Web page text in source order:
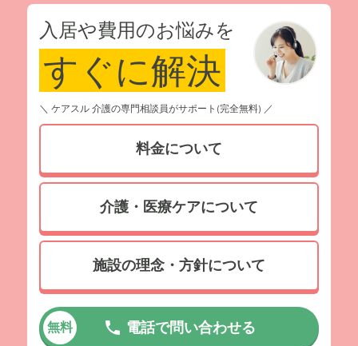
入居や費用のお悩みを
すぐに解決
＼ ケアスル 介護の専門相談員がサポート(完全無料) ／
料金について
介護・医療ケアについて
施設の理念・方針について
無料 電話で問い合わせる